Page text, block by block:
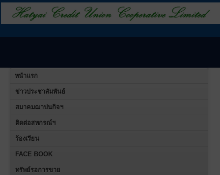
หน้าแรก
ข่าวประชาสัมพันธ์
สมาคมฌาปนกิจฯ
ติดต่อสหกรณ์ฯ
ร้องเรียน
FACE BOOK
ทรัพย์รอการขาย